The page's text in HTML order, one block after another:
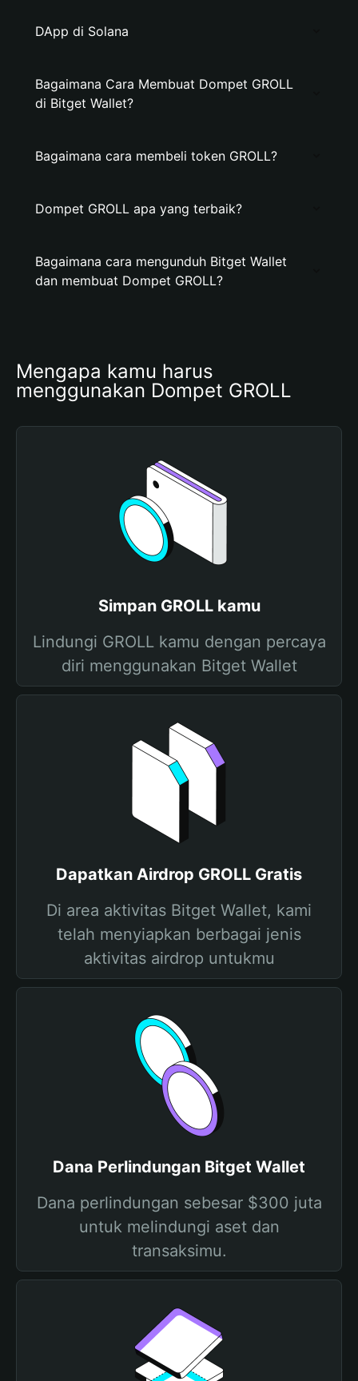
DApp di Solana
Bagaimana Cara Membuat Dompet GROLL
di Bitget Wallet?
Bagaimana cara membeli token GROLL?
Dompet GROLL apa yang terbaik?
Bagaimana cara mengunduh Bitget Wallet
dan membuat Dompet GROLL?
Mengapa kamu harus
menggunakan Dompet GROLL
Simpan GROLL kamu
Lindungi GROLL kamu dengan percaya
diri menggunakan Bitget Wallet
Dapatkan Airdrop GROLL Gratis
Di area aktivitas Bitget Wallet, kami
telah menyiapkan berbagai jenis
aktivitas airdrop untukmu
Dana Perlindungan Bitget Wallet
Dana perlindungan sebesar $300 juta
untuk melindungi aset dan
transaksimu.